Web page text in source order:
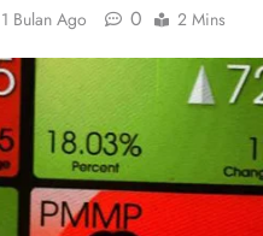
1 Bulan Ago 0 2 Mins